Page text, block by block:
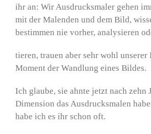
ihr an: Wir Ausdrucksmaler gehen
mit der Malenden und dem Bild,
bestimmen nie vorher, analysieren
tieren, trauen aber sehr wohl
Moment der Wandlung eines Bildes.
Ich glaube, sie ahnte jetzt nach zehn
Dimension das Ausdrucksmalen
habe ich es ihr schon oft.